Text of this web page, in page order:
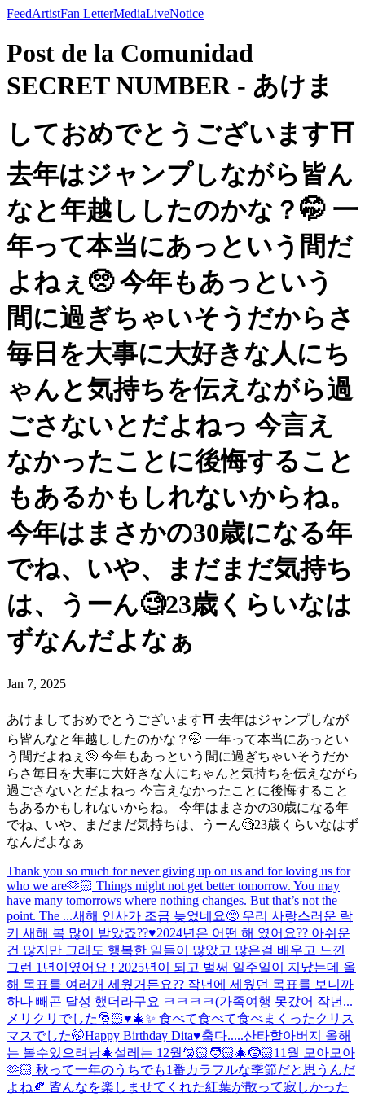
FeedArtistFan LetterMediaLiveNotice
Post de la Comunidad
SECRET NUMBER - あけま
しておめでとうございます⛩
去年はジャンプしながら皆ん
なと年越ししたのかな？🤭 一
年って本当にあっという間だ
よねぇ🥺 今年もあっという
間に過ぎちゃいそうだからさ
毎日を大事に大好きな人にち
ゃんと気持ちを伝えながら過
ごさないとだよねっ 今言え
なかったことに後悔すること
もあるかもしれないからね。
今年はまさかの30歳になる年
でね、いや、まだまだ気持ち
は、うーん🧐23歳くらいなは
ずなんだよなぁ
Jan 7, 2025
あけましておめでとうございます⛩ 去年はジャンプしなが
ら皆んなと年越ししたのかな？🤭 一年って本当にあっとい
う間だよねぇ🥺 今年もあっという間に過ぎちゃいそうだか
らさ毎日を大事に大好きな人にちゃんと気持ちを伝えながら
過ごさないとだよねっ 今言えなかったことに後悔すること
もあるかもしれないからね。 今年はまさかの30歳になる年
でね、いや、まだまだ気持ちは、うーん🧐23歳くらいなはず
なんだよなぁ
Thank you so much for never giving up on us and for loving us for
who we are🫶🏻 Things might not get better tomorrow. You may
have many tomorrows where nothing changes. But that’s not the
point. The ...새해 인사가 조금 늦었네요🥺 우리 사랑스러운 락
키 새해 복 많이 받았죠??♥️2024년은 어떤 해 였어요?? 아쉬운
건 많지만 그래도 행복한 일들이 많았고 많은걸 배우고 느낀
그런 1년이였어요 ! 2025년이 되고 벌써 일주일이 지났는데 올
해 목표를 여러개 세웠거든요?? 작년에 세웠던 목표를 보니까
하나 빼곤 달성 했더라구요 ㅋㅋㅋㅋ(가족여행 못갔어 작년...
メリクリでした🎅🏻♥️🎄✨ 食べて食べて食べまくったクリス
マスでした🤭Happy Birthday Dita♥️춥다.....산타할아버지 올해
는 볼수있으려낭🎄설레는 12월🎅🏻🧑🏻‍🎄🤶🏻11월 모아모아
🫶🏻 秋って一年のうちでも1番カラフルな季節だと思うんだ
よね🍂 皆んなを楽しませてくれた紅葉が散って寂しかった